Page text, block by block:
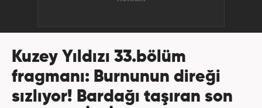
Kuzey Yıldızı 33.bölüm
fragmanı: Burnunun direği
sızlıyor! Bardağı taşıran son